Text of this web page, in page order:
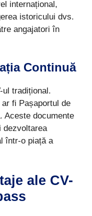
internațional,
istoricului dvs.
angajatori în
Continuă
ul tradițional.
fi Pașaportul de
Aceste documente
dezvoltarea
într-o piață a
ale CV-